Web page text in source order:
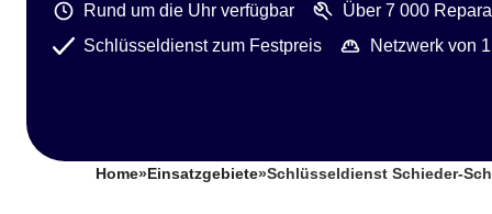
Rund um die Uhr verfügbar
Über 7 000
Schlüsseldienst zum Festpreis
Netzwerk von
Home» Einsatzgebiete»Schlüsseldienst Schieder-